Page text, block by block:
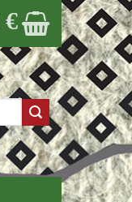
€